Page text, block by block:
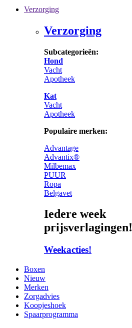
Verzorging
Verzorging
Subcategorieën:
Hond
Vacht
Apotheek
Kat
Vacht
Apotheek
Populaire merken:
Advantage
Advantix®
Milbemax
PUUR
Ropa
Belgavet
Iedere week
prijsverlagingen!
Weekacties!
Boxen
Nieuw
Merken
Zorgadvies
Koopjeshoek
Spaarprogramma